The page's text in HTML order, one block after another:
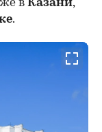
в Казани,
.